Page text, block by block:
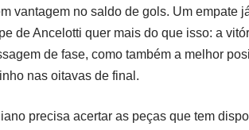
vantagem no saldo de gols. Um empate
de Ancelotti quer mais do que isso: a
de fase, como também a melhor
nas oitavas de final.
precisa acertar as peças que tem